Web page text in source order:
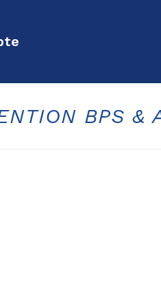
BPS &